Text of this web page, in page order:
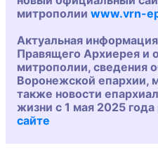
митрополии www.vrn-
Актуальная
Правящего Архиерея и
митрополии, сведения
Воронежской епархии,
также новости
жизни с 1 мая 2025
сайте